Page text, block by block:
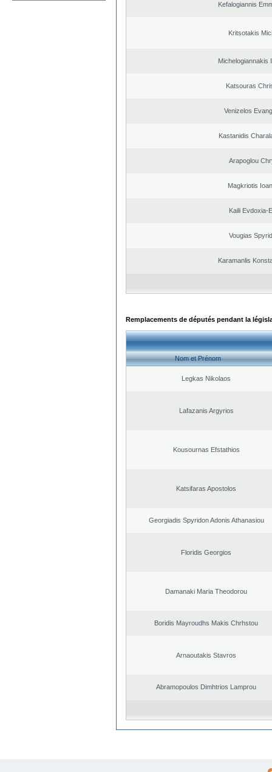
Kefalogiannis
Kritsotakis
Michelogiannakis
Katsouras
Venizelos
Kastanidis
Arapoglou
Magkriotis
Kaili Evdoxia-
Vougias
Karamanlis
Remplacements de députés pendant la
Nom et Prénom
Legkas Nikolaos
Lafazanis Argyrios
Kousournas Efstathios
Katsifaras Apostolos
Georgiadis Spyridon Adonis Athanasiou
Floridis Georgios
Damanaki Maria Theodorou
Boridis Mayroudhs Makis Chrhstou
Arnaoutakis Stavros
Abramopoulos Dimhtrios Lamprou